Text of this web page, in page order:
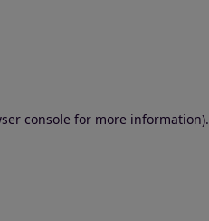
console for more information).